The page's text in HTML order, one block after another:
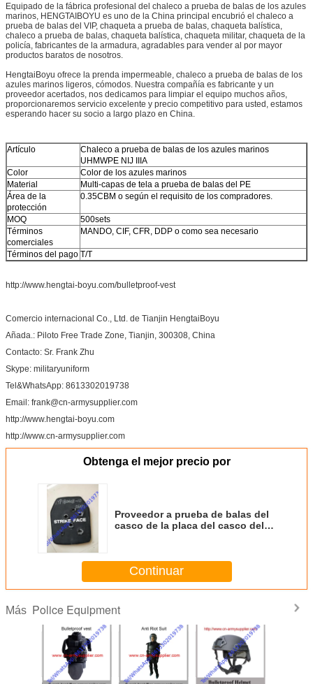
Equipado de la fábrica profesional del chaleco a prueba de balas de los azules
marinos, HENGTAIBOYU es uno de la China principal encubrió el chaleco a
prueba de balas del VIP, chaqueta a prueba de balas, chaqueta balística,
chaleco a prueba de balas, chaqueta balística, chaqueta militar, chaqueta de la
policía, fabricantes de la armadura, agradables para vender al por mayor
productos baratos de nosotros.
HengtaiBoyu ofrece la prenda impermeable, chaleco a prueba de balas de los
azules marinos ligeros, cómodos. Nuestra compañía es fabricante y un
proveedor acertados, nos dedicamos para limpiar el equipo muchos años,
proporcionaremos servicio excelente y precio competitivo para usted, estamos
esperando hacer su socio a largo plazo en China.
Artículo
Chaleco a prueba de balas de los azules marinos
UHMWPE NIJ IIIA
Color
Color de los azules marinos
Material
Multi-capas de tela a prueba de balas del PE
Área de la
protección
0.35CBM o según el requisito de los compradores.
MOQ
500sets
Términos
comerciales
MANDO, CIF, CFR, DDP o como sea necesario
Términos del pago T/T
http://www.hengtai-boyu.com/bulletproof-vest
Comercio internacional Co., Ltd. de Tianjin HengtaiBoyu
Añada.: Piloto Free Trade Zone, Tianjin, 300308, China
Contacto: Sr. Frank Zhu
Skype: militaryuniform
Tel&WhatsApp: 8613302019738
Email: frank@cn-armysupplier.com
http://www.hengtai-boyu.com
http://www.cn-armysupplier.com
Obtenga el mejor precio por
Proveedor a prueba de balas del
casco de la placa del casco del
del chaleco
Continuar
Más Police Equipment